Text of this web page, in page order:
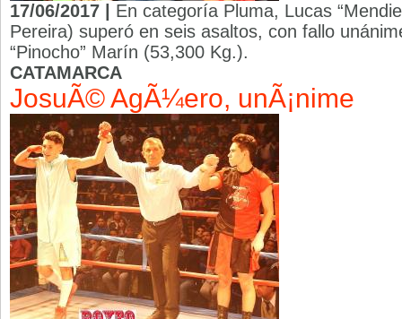
17/06/2017 | En categoría Pluma, Lucas
Pereira) superó en seis asaltos, con fallo
“Pinocho” Marín (53,300 Kg.).
CATAMARCA
JosuÃ© AgÃ¼ero, unÃ¡nime